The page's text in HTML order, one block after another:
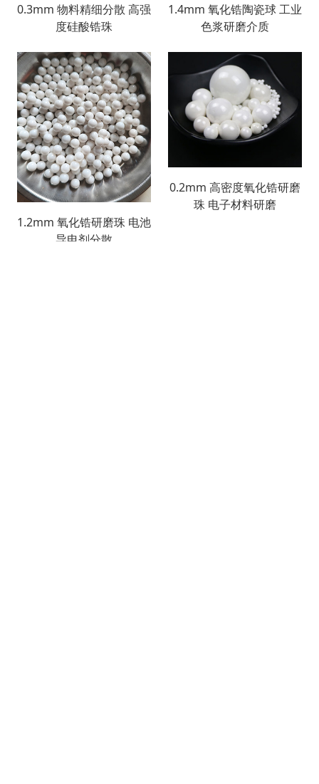
0.3mm 物料精细分散 高强
度硅酸锆珠
1.4mm 氧化锆陶瓷球 工业
色浆研磨介质
1.2mm 氧化锆研磨珠 电池
导电剂分散
0.2mm 高密度氧化锆研磨
珠 电子材料研磨